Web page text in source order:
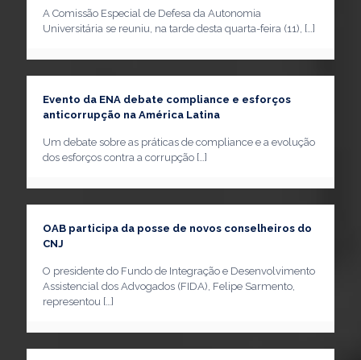
A Comissão Especial de Defesa da Autonomia
Universitária se reuniu, na tarde desta quarta-feira (11), […]
Evento da ENA debate compliance e esforços
anticorrupção na América Latina
Um debate sobre as práticas de compliance e a evolução
dos esforços contra a corrupção […]
OAB participa da posse de novos conselheiros do
CNJ
O presidente do Fundo de Integração e Desenvolvimento
Assistencial dos Advogados (FIDA), Felipe Sarmento,
representou […]